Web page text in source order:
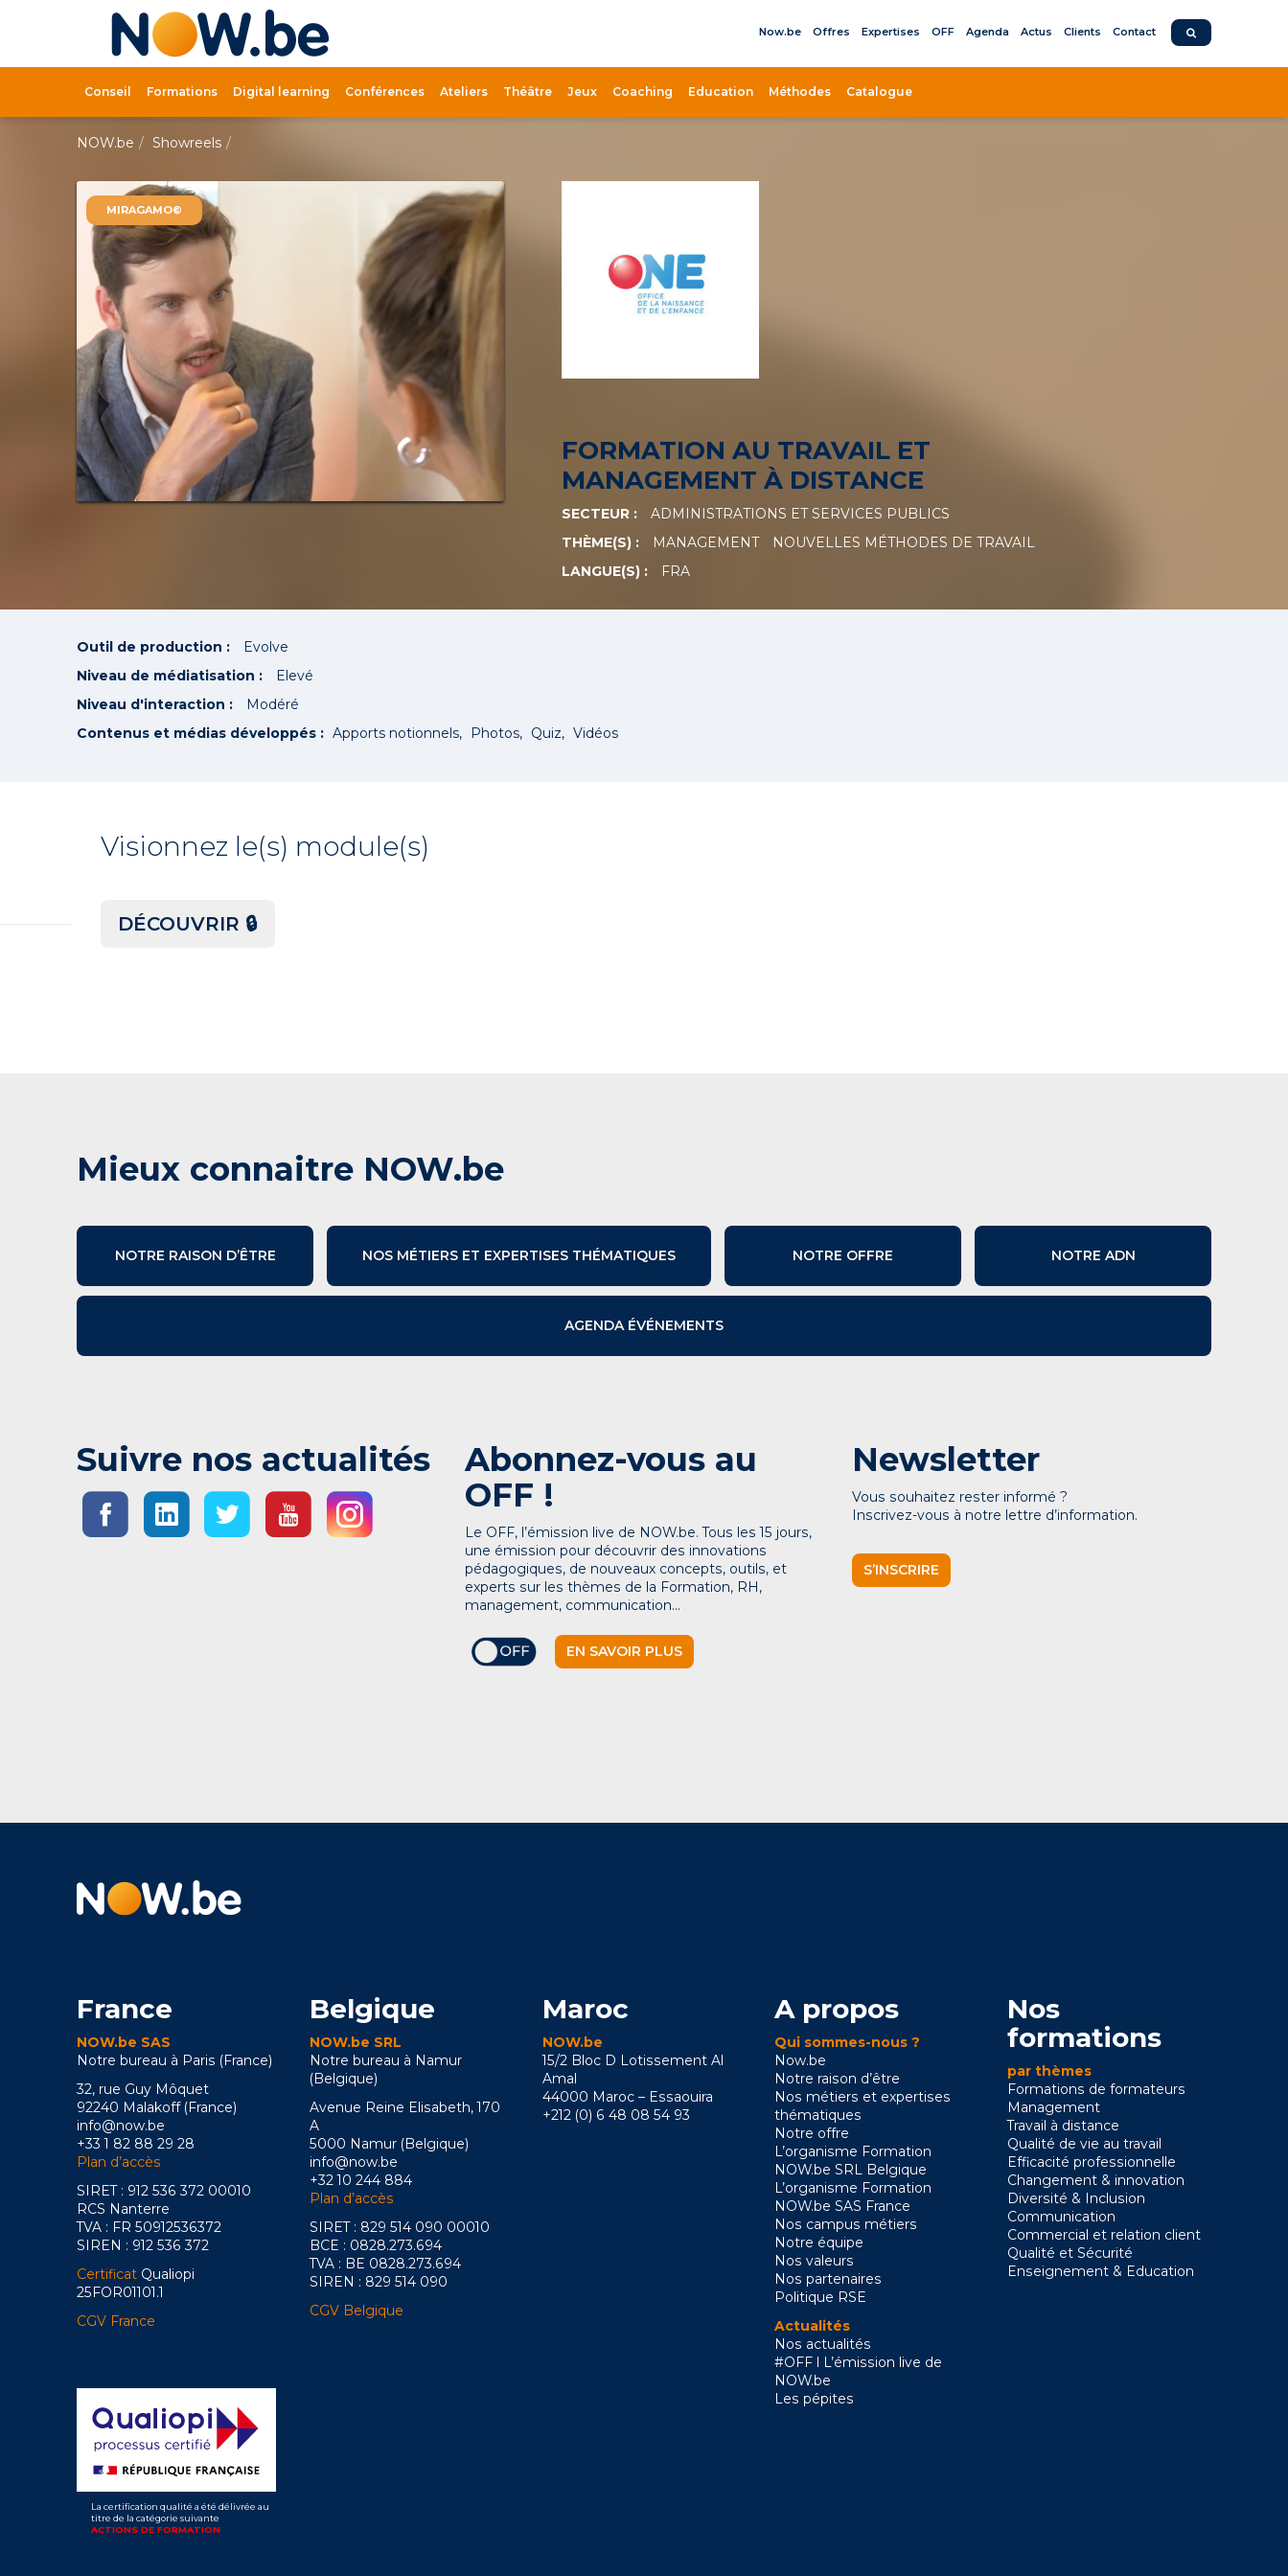
d'accueil
Now.be Offres Expertises OFF Agenda Actus Clients Contact
Conseil Formations Digital learning Conférences Ateliers Théâtre Jeux Coaching Education Méthodes Catalogue
NOW.be Showreels
MIRAGAMO©
FORMATION AU TRAVAIL ET
MANAGEMENT À DISTANCE
SECTEUR :
ADMINISTRATIONS ET SERVICES PUBLICS
THÈME(S) :
MANAGEMENT
NOUVELLES MÉTHODES DE TRAVAIL
LANGUE(S) :
FRA
Outil de production :
Evolve
Niveau de médiatisation :
Elevé
Niveau d'interaction :
Modéré
Contenus et médias développés : Apports notionnels Photos Quiz Vidéos
Visionnez le(s) module(s)
DÉCOUVRIR 🔒
Mieux connaitre NOW.be
NOTRE RAISON D’ÊTRE NOS MÉTIERS ET EXPERTISES THÉMATIQUES NOTRE OFFRE NOTRE ADN
AGENDA ÉVÉNEMENTS
Suivre nos actualités
Abonnez-vous au
OFF !
Le OFF, l’émission live de NOW.be. Tous les 15 jours,
une émission pour découvrir des innovations
pédagogiques, de nouveaux concepts, outils, et
experts sur les thèmes de la Formation, RH,
management, communication…
EN SAVOIR PLUS
Newsletter
Vous souhaitez rester informé ?
Inscrivez-vous à notre lettre d’information.
S’INSCRIRE
France
NOW.be SAS
Notre bureau à Paris (France)
32, rue Guy Môquet
92240 Malakoff (France)
info@now.be
+33 1 82 88 29 28
Plan d’accès
SIRET : 912 536 372 00010
RCS Nanterre
TVA : FR 50912536372
SIREN : 912 536 372
Certificat Qualiopi
25FOR01101.1
CGV France
La certification qualité a été délivrée au
titre de la catégorie suivante
ACTIONS DE FORMATION
Belgique
NOW.be SRL
Notre bureau à Namur
(Belgique)
Avenue Reine Elisabeth, 170
A
5000 Namur (Belgique)
info@now.be
+32 10 244 884
Plan d’accès
SIRET : 829 514 090 00010
BCE : 0828.273.694
TVA : BE 0828.273.694
SIREN : 829 514 090
CGV Belgique
Maroc
NOW.be
15/2 Bloc D Lotissement Al
Amal
44000 Maroc – Essaouira
+212 (0) 6 48 08 54 93
A propos
Qui sommes-nous ?
Now.be
Notre raison d’être
Nos métiers et expertises
thématiques
Notre offre
L’organisme Formation
NOW.be SRL Belgique
L’organisme Formation
NOW.be SAS France
Nos campus métiers
Notre équipe
Nos valeurs
Nos partenaires
Politique RSE
Actualités
Nos actualités
#OFF l L’émission live de
NOW.be
Les pépites
Nos
formations
par thèmes
Formations de formateurs
Management
Travail à distance
Qualité de vie au travail
Efficacité professionnelle
Changement & innovation
Diversité & Inclusion
Communication
Commercial et relation client
Qualité et Sécurité
Enseignement & Education